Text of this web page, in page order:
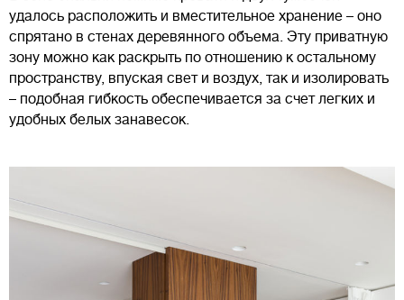
удалось расположить и вместительное хранение – оно
спрятано в стенах деревянного объема. Эту приватную
зону можно как раскрыть по отношению к остальному
пространству, впуская свет и воздух, так и изолировать
– подобная гибкость обеспечивается за счет легких и
удобных белых занавесок.